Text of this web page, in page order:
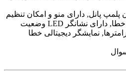
پلمپ پانل, دارای منو و امکان تنظیم
دیجیتالی, دارای نشانگر LED خطا, دارای نشانگر LED وضعیت
نمایشگر دیجیتالی خطا